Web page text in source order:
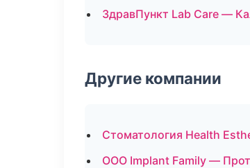
ЗдравПункт Lab Care —
Другие компании
Стоматология Health
ООО Implant Family —